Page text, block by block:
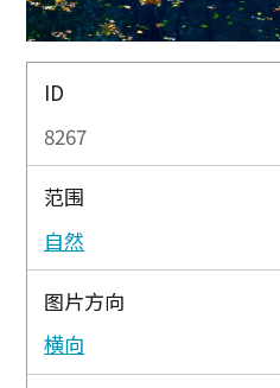
ID
8267
范围
自然
图片方向
横向